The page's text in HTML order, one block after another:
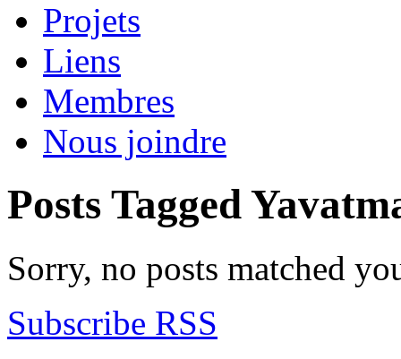
Projets
Liens
Membres
Nous joindre
Posts Tagged
Sorry, no posts matched
Subscribe RSS